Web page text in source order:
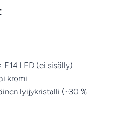
LED (ei sisälly)
kromi
lyijykristalli (~30 %